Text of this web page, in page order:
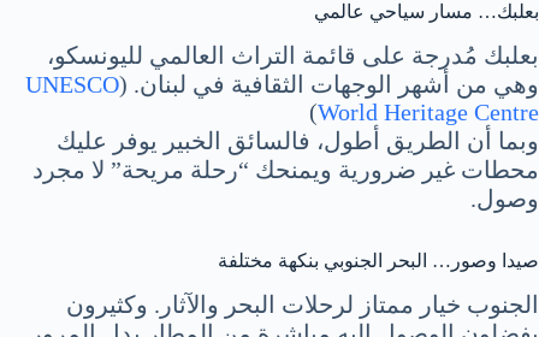
بعلبك… مسار سياحي عالمي
بعلبك مُدرجة على قائمة التراث العالمي لليونسكو،
وهي من أشهر الوجهات الثقافية في لبنان. (UNESCO
World Heritage Centre
)
وبما أن الطريق أطول، فالسائق الخبير يوفر عليك
محطات غير ضرورية ويمنحك “رحلة مريحة” لا مجرد
وصول.
صيدا وصور… البحر الجنوبي بنكهة مختلفة
الجنوب خيار ممتاز لرحلات البحر والآثار. وكثيرون